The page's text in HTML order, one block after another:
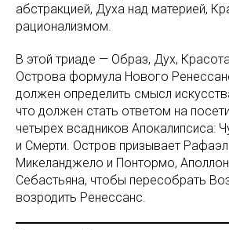
абстракцией, Духа над материей,
рационализмом.
В этой триаде — Образ, Дух,
Острова формула Нового
должен определить смысл
что должен стать ответом на
четырех всадников Апокалипсиса:
и Смерти. Остров призывает
Микеланджело и Понтормо,
Себастьяна, чтобы пересобрать
возродить Ренессанс.